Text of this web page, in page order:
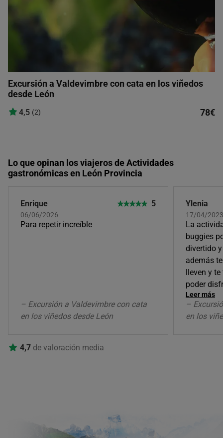
Excursión a Valdevimbre con cata en los viñedos
desde León
4,5 (2) 78€
Lo que opinan los viajeros de Actividades
gastronómicas en León Provincia
Enrique
06/06/2026
5
Para repetir increíble
– Excursión a Valdevimbre con cata
en los viñedos desde León
Ylenia
17/04/2023
La
buggies
divertido
además
lleven y
poder
Leer más
–
en los
4,7 de valoración media